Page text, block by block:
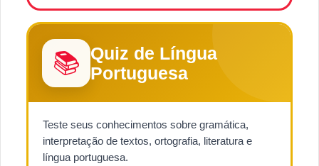
📚
Quiz de Língua
Portuguesa
Teste seus conhecimentos sobre gramática,
interpretação de textos, ortografia, literatura e
língua portuguesa.